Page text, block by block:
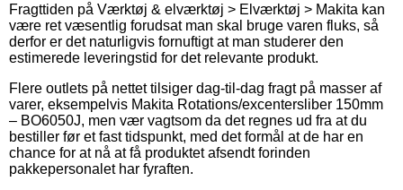
Fragttiden på Værktøj & elværktøj > Elværktøj > Makita kan
være ret væsentlig forudsat man skal bruge varen fluks, så
derfor er det naturligvis fornuftigt at man studerer den
estimerede leveringstid for det relevante produkt.
Flere outlets på nettet tilsiger dag-til-dag fragt på masser af
varer, eksempelvis Makita Rotations/excentersliber 150mm
– BO6050J, men vær vagtsom da det regnes ud fra at du
bestiller før et fast tidspunkt, med det formål at de har en
chance for at nå at få produktet afsendt forinden
pakkepersonalet har fyraften.